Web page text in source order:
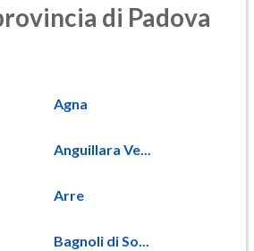
di Padova
Agna
Anguillara Ve...
Arre
Bagnoli di So...